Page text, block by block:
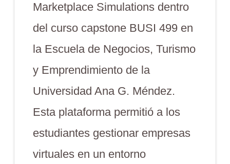
Marketplace Simulations dentro
del curso capstone BUSI 499 en
la Escuela de Negocios, Turismo
y Emprendimiento de la
Universidad Ana G. Méndez.
Esta plataforma permitió a los
estudiantes gestionar empresas
virtuales en un entorno